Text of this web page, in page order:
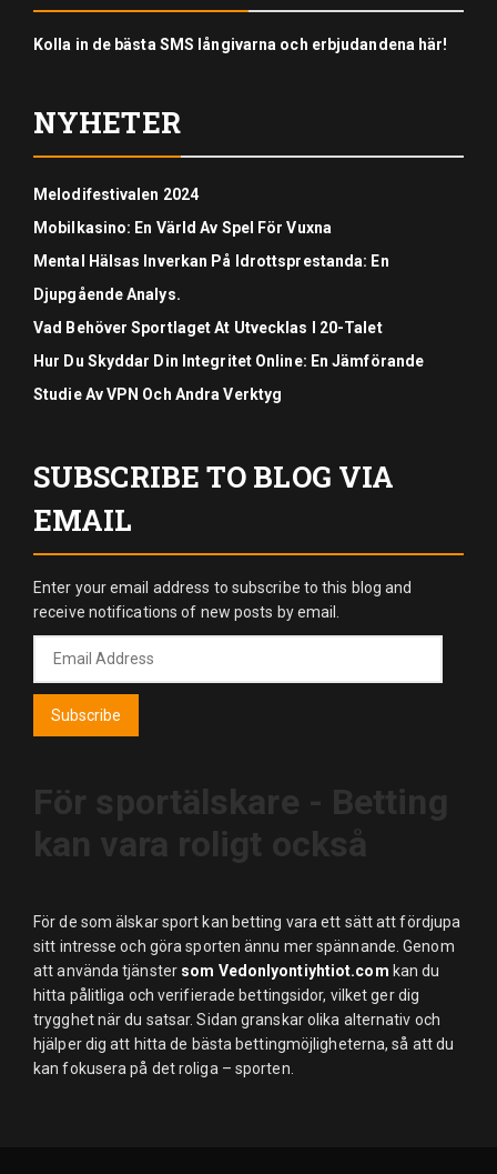
Kolla in de bästa SMS långivarna och erbjudandena här!
NYHETER
Melodifestivalen 2024
Mobilkasino: En Värld Av Spel För Vuxna
Mental Hälsas Inverkan På Idrottsprestanda: En
Djupgående Analys.
Vad Behöver Sportlaget At Utvecklas I 20-Talet
Hur Du Skyddar Din Integritet Online: En Jämförande
Studie Av VPN Och Andra Verktyg
SUBSCRIBE TO BLOG VIA
EMAIL
Enter your email address to subscribe to this blog and
receive notifications of new posts by email.
Subscribe
För sportälskare - Betting
kan vara roligt också
För de som älskar sport kan betting vara ett sätt att fördjupa
sitt intresse och göra sporten ännu mer spännande. Genom
att använda tjänster som Vedonlyontiyhtiot.com kan du
hitta pålitliga och verifierade bettingsidor, vilket ger dig
trygghet när du satsar. Sidan granskar olika alternativ och
hjälper dig att hitta de bästa bettingmöjligheterna, så att du
kan fokusera på det roliga – sporten.